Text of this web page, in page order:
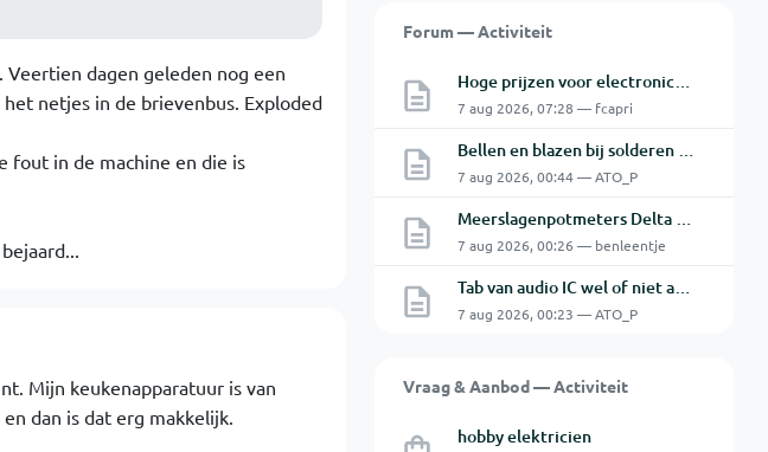
Forum — Activiteit
Hoge prijzen voor electronica hobbyisten
7 aug 2026, 07:28 — fcapri
Bellen en blazen bij solderen van Chinese PCBs
7 aug 2026, 00:44 — ATO_P
Meerslagenpotmeters Delta SM45-70D
7 aug 2026, 00:26 — benleentje
Tab van audio IC wel of niet aan de GND.
7 aug 2026, 00:23 — ATO_P
Vraag & Aanbod — Activiteit
hobby elektricien
Veertien dagen geleden nog een
netjes in de brievenbus. Exploded
fout in de machine en die is
Mijn keukenapparatuur is van
dan is dat erg makkelijk.